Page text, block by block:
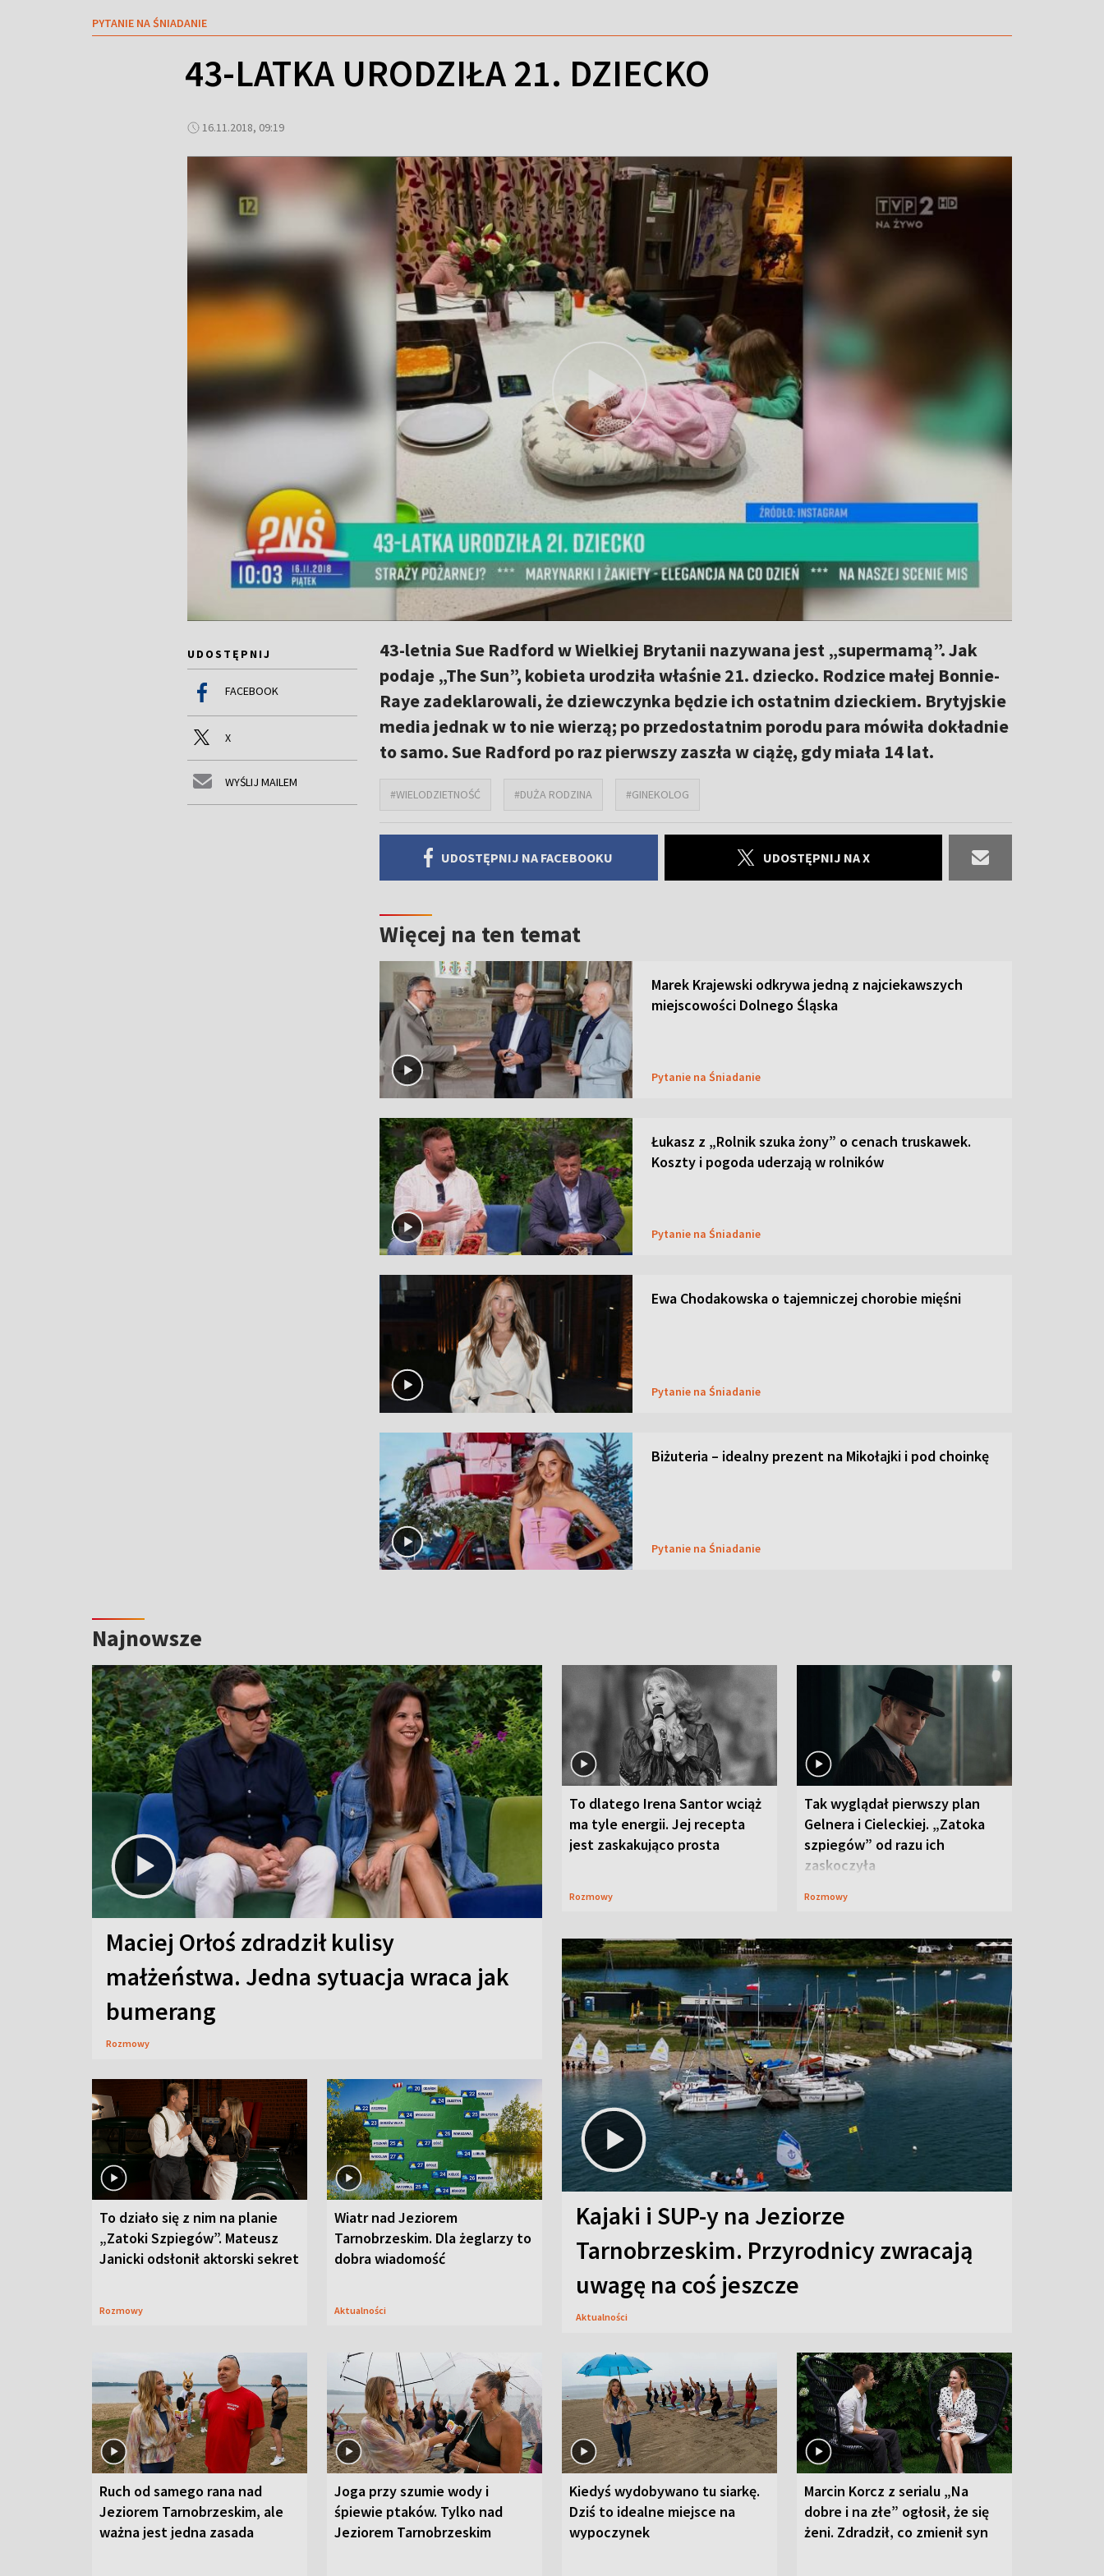
PYTANIE NA ŚNIADANIE
43-LATKA URODZIŁA 21. DZIECKO
16.11.2018, 09:19
UDOSTĘPNIJ
FACEBOOK
X
WYŚLIJ MAILEM
43-letnia Sue Radford w Wielkiej Brytanii nazywana jest „supermamą”. Jak
podaje „The Sun”, kobieta urodziła właśnie 21. dziecko. Rodzice małej Bonnie-
Raye zadeklarowali, że dziewczynka będzie ich ostatnim dzieckiem. Brytyjskie
media jednak w to nie wierzą; po przedostatnim porodu para mówiła dokładnie
to samo. Sue Radford po raz pierwszy zaszła w ciążę, gdy miała 14 lat.
#WIELODZIETNOŚĆ #DUŻA RODZINA #GINEKOLOG
UDOSTĘPNIJ NA FACEBOOKU UDOSTĘPNIJ NA X
Więcej na ten temat
Marek Krajewski odkrywa jedną z najciekawszych
miejscowości Dolnego Śląska
Pytanie na Śniadanie
Łukasz z „Rolnik szuka żony” o cenach truskawek.
Koszty i pogoda uderzają w rolników
Pytanie na Śniadanie
Ewa Chodakowska o tajemniczej chorobie mięśni
Pytanie na Śniadanie
Biżuteria – idealny prezent na Mikołajki i pod choinkę
Pytanie na Śniadanie
Najnowsze
Maciej Orłoś zdradził kulisy
małżeństwa. Jedna sytuacja wraca jak
bumerang
Rozmowy
To dlatego Irena Santor wciąż
ma tyle energii. Jej recepta
jest zaskakująco prosta
Rozmowy
Tak wyglądał pierwszy plan
Gelnera i Cieleckiej. „Zatoka
szpiegów” od razu ich
zaskoczyła
Rozmowy
To działo się z nim na planie
„Zatoki Szpiegów”. Mateusz
Janicki odsłonił aktorski sekret
Rozmowy
Wiatr nad Jeziorem
Tarnobrzeskim. Dla żeglarzy to
dobra wiadomość
Aktualności
Kajaki i SUP-y na Jeziorze
Tarnobrzeskim. Przyrodnicy zwracają
uwagę na coś jeszcze
Aktualności
Ruch od samego rana nad
Jeziorem Tarnobrzeskim, ale
ważna jest jedna zasada
Joga przy szumie wody i
śpiewie ptaków. Tylko nad
Jeziorem Tarnobrzeskim
Kiedyś wydobywano tu siarkę.
Dziś to idealne miejsce na
wypoczynek
Marcin Korcz z serialu „Na
dobre i na złe” ogłosił, że się
żeni. Zdradził, co zmienił syn